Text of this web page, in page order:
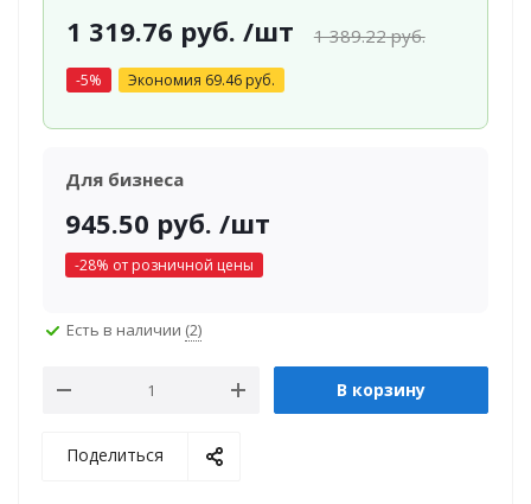
1 319.76 руб. /шт 1 389.22руб.
-5% Экономия 69.46руб.
Для бизнеса
945.50 руб. /шт
-28% от розничной цены
Есть в наличии (2)
В корзину
Поделиться